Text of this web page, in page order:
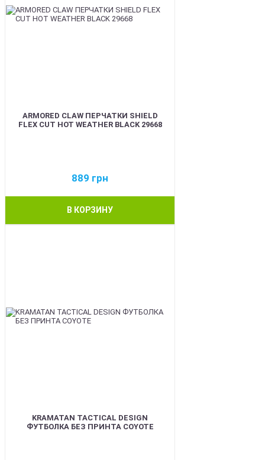
ARMORED CLAW ПЕРЧАТКИ SHIELD
FLEX CUT HOT WEATHER BLACK 29668
889 грн
В КОРЗИНУ
KRAMATAN TACTICAL DESIGN
ФУТБОЛКА БЕЗ ПРИНТА COYOTE